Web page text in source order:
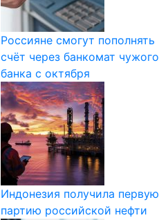
Россияне смогут пополнять
счёт через банкомат чужого
банка с октября
Индонезия получила первую
партию российской нефти